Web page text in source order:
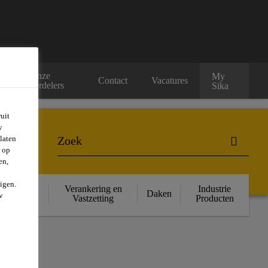
Onze
verdelers
Contact Vacatures
My
Sika
Verankering en
Vastzetting
Daken
Industrie
Producten
op